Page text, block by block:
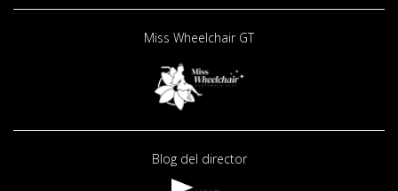
Miss Wheelchair GT
Blog del director